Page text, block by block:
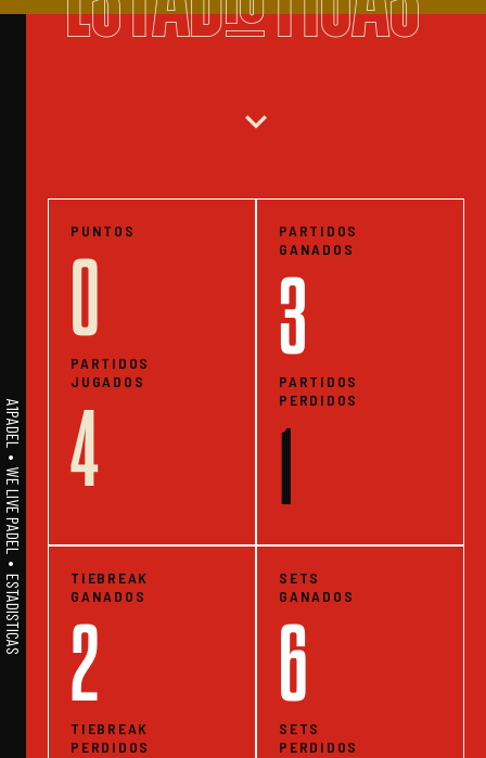
A1PADEL • WE LIVE PADEL • ESTADISTICAS
expand_more
PUNTOS
0
PARTIDOS
JUGADOS
4
PARTIDOS
GANADOS
3
PARTIDOS
PERDIDOS
1
TIEBREAK
GANADOS
2
TIEBREAK
PERDIDOS
SETS
GANADOS
6
SETS
PERDIDOS